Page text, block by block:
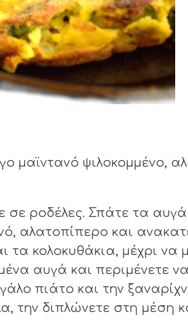
μαϊντανό ψιλοκομμένο,
σε ροδέλες. Σπάτε τα
αλατοπίπερο και
τα κολοκυθάκια, μέχρι
αυγά και περιμένετε
πιάτο και την
την διπλώνετε στη μέση